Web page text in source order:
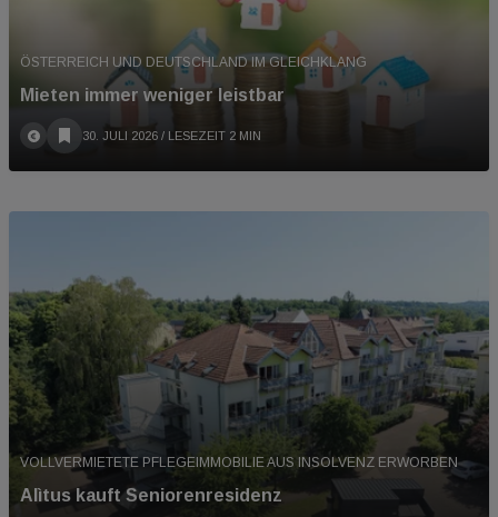
ÖSTERREICH UND DEUTSCHLAND IM GLEICHKLANG
Mieten immer weniger leistbar
30. JULI 2026 / LESEZEIT 2 MIN
VOLLVERMIETETE PFLEGEIMMOBILIE AUS INSOLVENZ ERWORBEN
Alìtus kauft Seniorenresidenz